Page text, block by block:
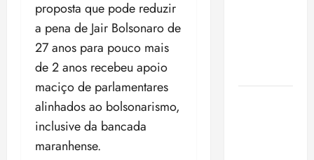
proposta que pode reduzir
a pena de Jair Bolsonaro de
27 anos para pouco mais
de 2 anos recebeu apoio
maciço de parlamentares
alinhados ao bolsonarismo,
inclusive da bancada
maranhense.